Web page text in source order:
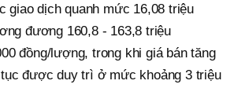
giao dịch quanh mức 16,08 triệu
đương 160,8 - 163,8 triệu
đồng/lượng, trong khi giá bán tăng
được duy trì ở mức khoảng 3 triệu